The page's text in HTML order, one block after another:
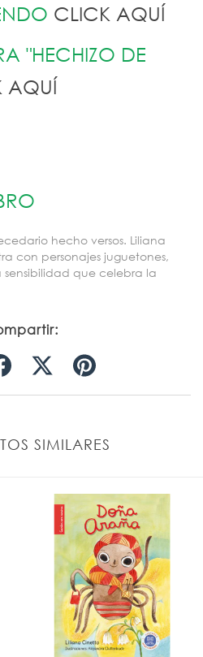
CLICK AQUÍ
"HECHIZO DE
AQUÍ
hecho versos. Liliana
con personajes juguetones,
sensibilidad que celebra la
SIMILARES